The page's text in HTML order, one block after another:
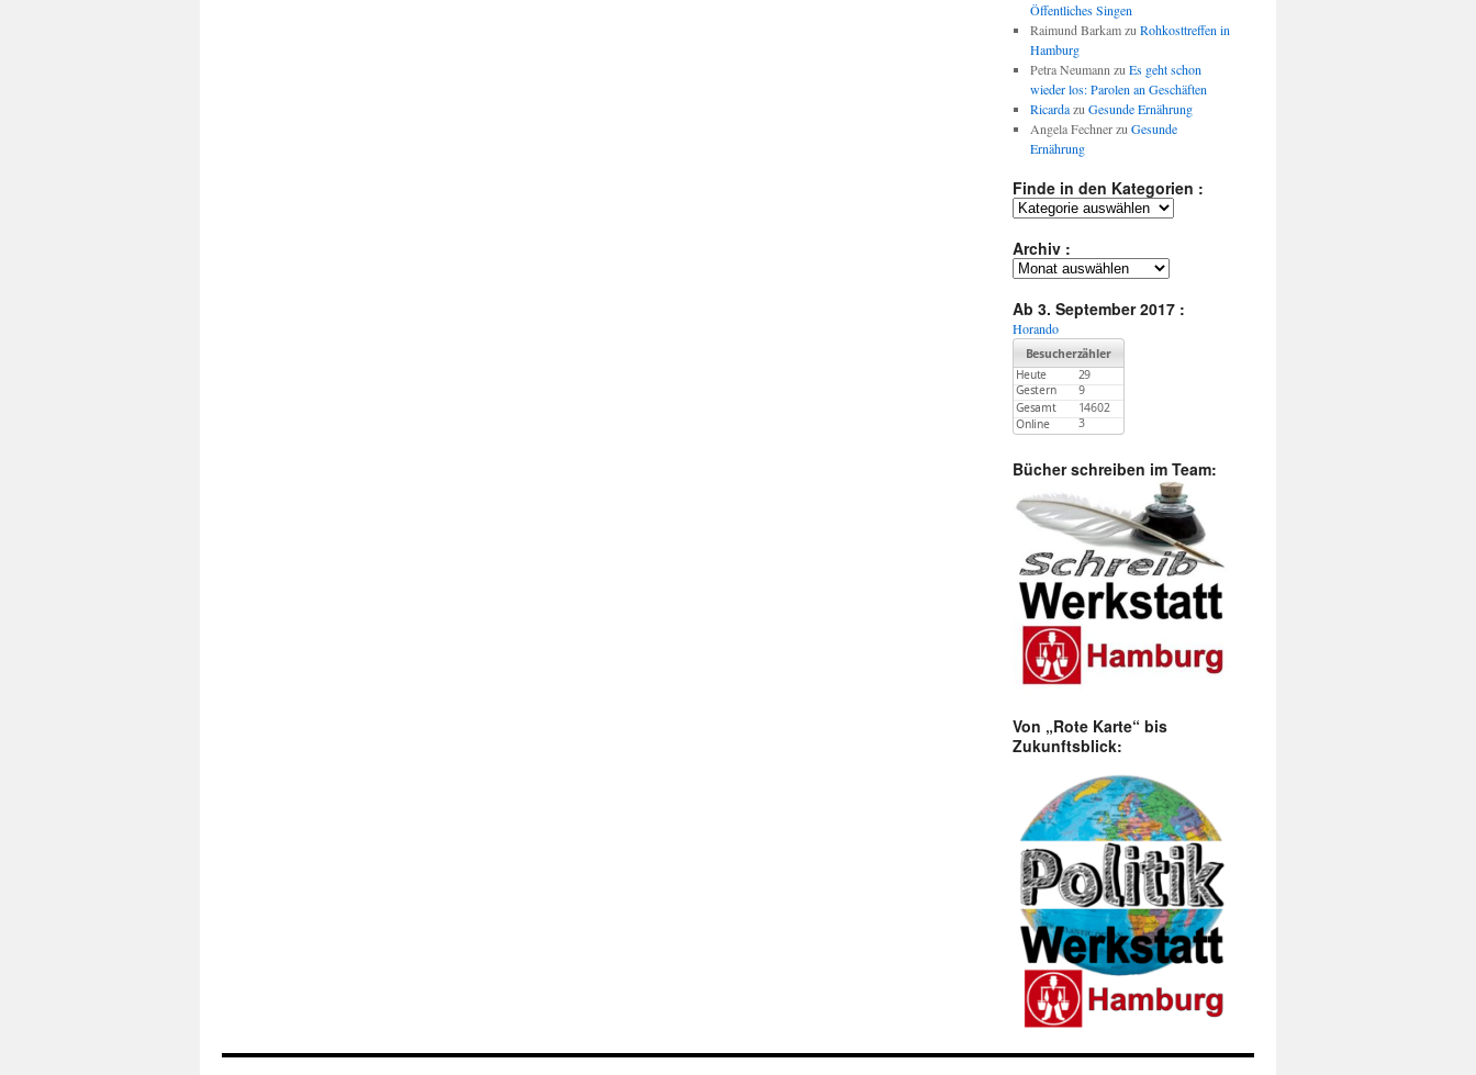
Öffentliches Singen
Raimund Barkamzu Rohkosttreffen in
Hamburg
Petra Neumann zu Es geht schon
wieder los: Parolen an Geschäften
Ricardazu Gesunde Ernährung
Angela Fechnerzu Gesunde
Ernährung
Finde in den Kategorien :
Finde
den
Kategorien
Archiv :
Archiv
Ab 3. September 2017 :
Horando
Bücher schreiben im Team:
Von „Rote Karte“ bis
Zukunftsblick: